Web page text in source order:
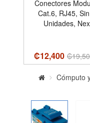
Conectores
Cat.6, RJ45,
Unidades,
₡12,400 ₡
Cómputo